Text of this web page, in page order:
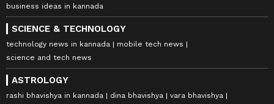
business ideas in kannada
SCIENCE & TECHNOLOGY
technology news in kannada
mobile tech news
science and tech news
ASTROLOGY
rashi bhavishya in kannada dina bhavishya
vara bhavishya